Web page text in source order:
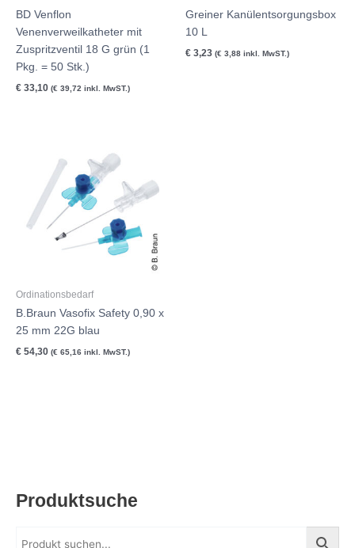
Produktsuche
BD Venflon
Venenverweilkatheter mit
Zuspritzventil 18 G grün (1
Pkg. = 50 Stk.)
€ 33,10 (€ 39,72 inkl. MwST.)
Greiner Kanülentsorgungsbox
10 L
€ 3,23 (€ 3,88 inkl. MwST.)
Ordinationsbedarf
B.Braun Vasofix Safety 0,90 x
25 mm 22G blau
€ 54,30 (€ 65,16 inkl. MwST.)